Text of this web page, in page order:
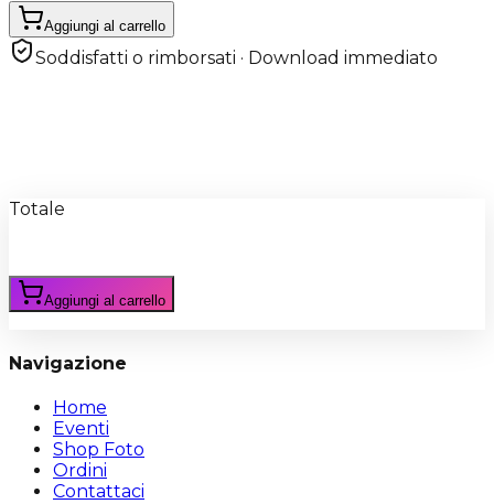
Aggiungi al carrello
Soddisfatti o rimborsati · Download immediato
Totale
Aggiungi al carrello
Navigazione
Home
Eventi
Shop Foto
Ordini
Contattaci